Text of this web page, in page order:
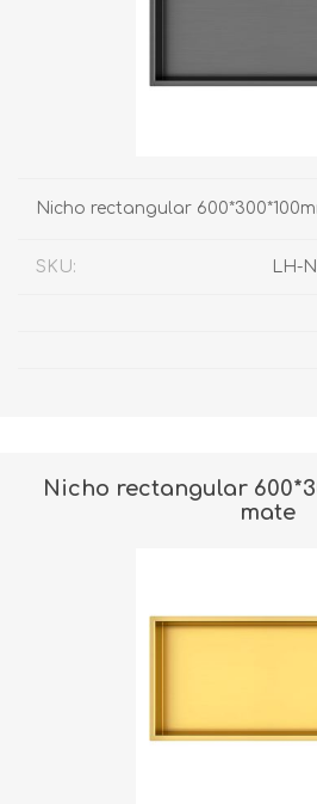
Nicho rectangular
SKU: LH-
Nicho rectangular
mate